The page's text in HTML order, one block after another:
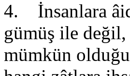
4. İnsanlara
gümüş ile
mümkün